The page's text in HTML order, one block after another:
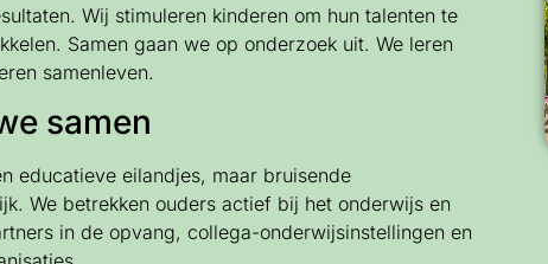
Wij stimuleren kinderen om hun talenten te
Samen gaan we op onderzoek uit. We leren
samenleven.
samen
educatieve eilandjes, maar bruisende
We betrekken ouders actief bij het onderwijs en
in de opvang, collega-onderwijsinstellingen en